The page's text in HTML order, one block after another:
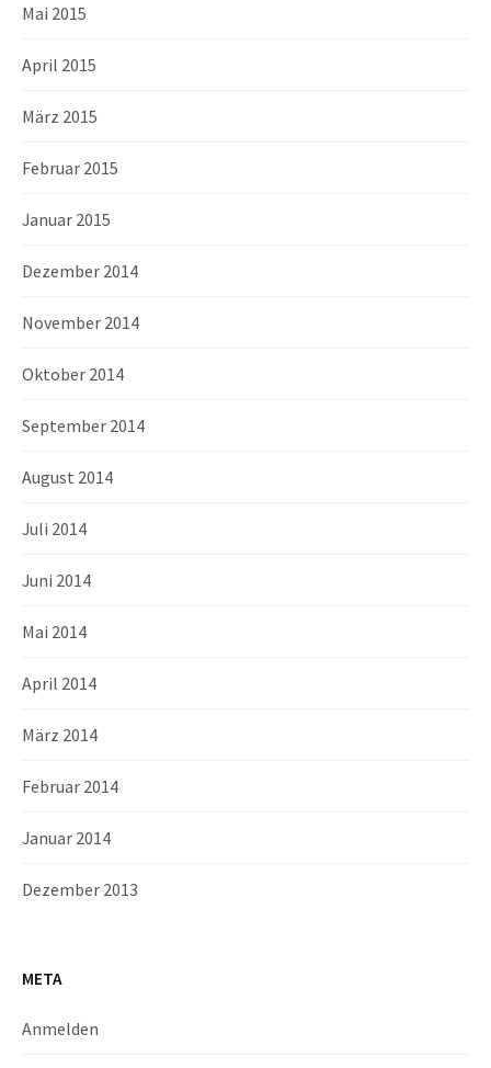
Mai 2015
April 2015
März 2015
Februar 2015
Januar 2015
Dezember 2014
November 2014
Oktober 2014
September 2014
August 2014
Juli 2014
Juni 2014
Mai 2014
April 2014
März 2014
Februar 2014
Januar 2014
Dezember 2013
META
Anmelden